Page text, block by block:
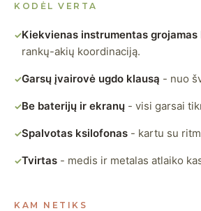
KODĖL VERTA
✓Kiekvienas instrumentas
rankų-akių koordinaciją.
✓Garsų įvairovė ugdo klausą - nuo
✓Be baterijų ir ekranų - visi garsai
✓Spalvotas ksilofonas - kartu su
✓Tvirtas - medis ir metalas atlaiko
KAM NETIKS